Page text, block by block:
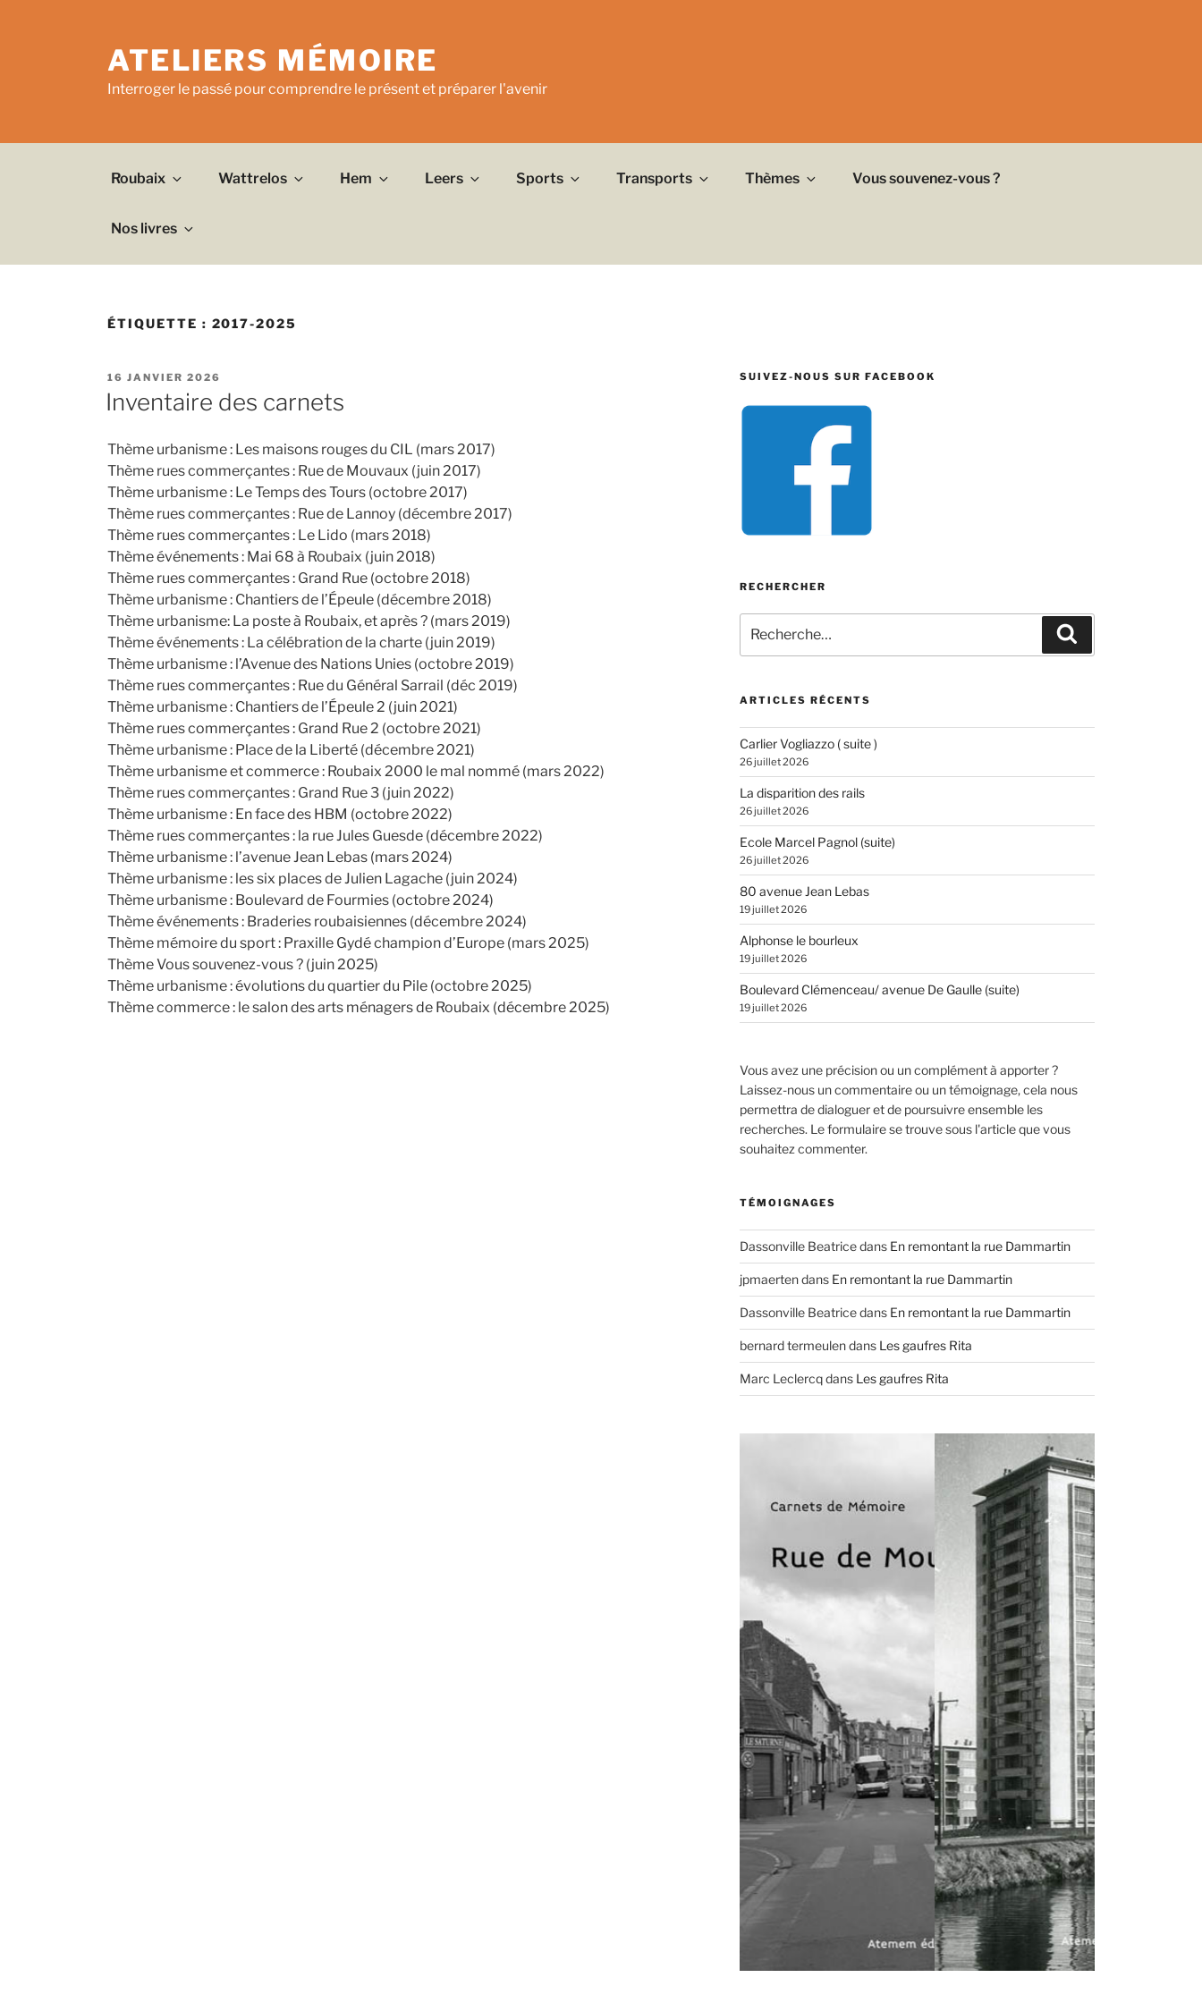
ATELIERS MÉMOIRE
Interroger le passé pour comprendre le présent et préparer l'avenir
Roubaix Wattrelos Hem Leers Sports Transports Thèmes Vous souvenez-vous ?
Nos livres
ÉTIQUETTE : 2017-2025
PUBLIÉ
LE
16 JANVIER 2026
Inventaire des carnets
Thème urbanisme : Les maisons rouges du CIL (mars 2017)
Thème rues commerçantes : Rue de Mouvaux (juin 2017)
Thème urbanisme : Le Temps des Tours (octobre 2017)
Thème rues commerçantes : Rue de Lannoy (décembre 2017)
Thème rues commerçantes : Le Lido (mars 2018)
Thème événements : Mai 68 à Roubaix (juin 2018)
Thème rues commerçantes : Grand Rue (octobre 2018)
Thème urbanisme : Chantiers de l’Épeule (décembre 2018)
Thème urbanisme: La poste à Roubaix, et après ? (mars 2019)
Thème événements : La célébration de la charte (juin 2019)
Thème urbanisme : l’Avenue des Nations Unies (octobre 2019)
Thème rues commerçantes : Rue du Général Sarrail (déc 2019)
Thème urbanisme : Chantiers de l’Épeule 2 (juin 2021)
Thème rues commerçantes : Grand Rue 2 (octobre 2021)
Thème urbanisme : Place de la Liberté (décembre 2021)
Thème urbanisme et commerce : Roubaix 2000 le mal nommé (mars 2022)
Thème rues commerçantes : Grand Rue 3 (juin 2022)
Thème urbanisme : En face des HBM (octobre 2022)
Thème rues commerçantes : la rue Jules Guesde (décembre 2022)
Thème urbanisme : l’avenue Jean Lebas (mars 2024)
Thème urbanisme : les six places de Julien Lagache (juin 2024)
Thème urbanisme : Boulevard de Fourmies (octobre 2024)
Thème événements : Braderies roubaisiennes (décembre 2024)
Thème mémoire du sport : Praxille Gydé champion d’Europe (mars 2025)
Thème Vous souvenez-vous ? (juin 2025)
Thème urbanisme : évolutions du quartier du Pile (octobre 2025)
Thème commerce : le salon des arts ménagers de Roubaix (décembre 2025)
SUIVEZ-NOUS SUR FACEBOOK
RECHERCHER
pour
:
ARTICLES RÉCENTS
Carlier Vogliazzo ( suite )
26 juillet 2026
La disparition des rails
26 juillet 2026
Ecole Marcel Pagnol (suite)
26 juillet 2026
80 avenue Jean Lebas
19 juillet 2026
Alphonse le bourleux
19 juillet 2026
Boulevard Clémenceau/ avenue De Gaulle (suite)
19 juillet 2026
Vous avez une précision ou un complément à apporter ?
Laissez-nous un commentaire ou un témoignage, cela nous
permettra de dialoguer et de poursuivre ensemble les
recherches. Le formulaire se trouve sous l'article que vous
souhaitez commenter.
TÉMOIGNAGES
Dassonville Beatricedans En remontant la rue Dammartin
jpmaertendans En remontant la rue Dammartin
Dassonville Beatricedans En remontant la rue Dammartin
bernard termeulendans Les gaufres Rita
Marc Leclercqdans Les gaufres Rita